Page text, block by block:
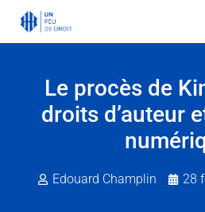
Le procès de
droits d’auteur
Edouard Champlin 28